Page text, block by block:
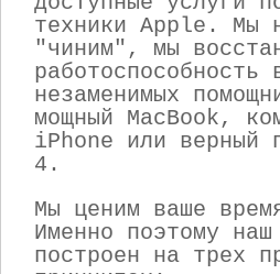
техники Apple. Мы
"чиним", мы
работоспособность
незаменимых
мощный MacBook,
iPhone или верный
4.
Мы ценим ваше
Именно поэтому наш
построен на трех